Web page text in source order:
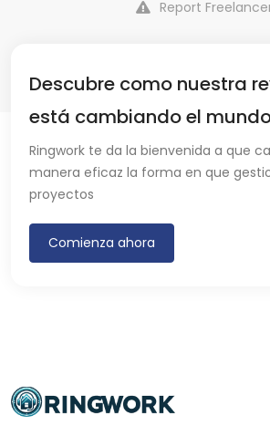
Report
Descubre como nuestra
está cambiando el
Ringwork te da la bienvenida a que
manera eficaz la forma en que
proyectos
Comienza ahora